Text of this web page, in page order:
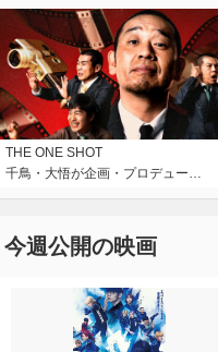
THE ONE SHOT
千鳥・大悟が企画・プロデュー…
今週公開の映画